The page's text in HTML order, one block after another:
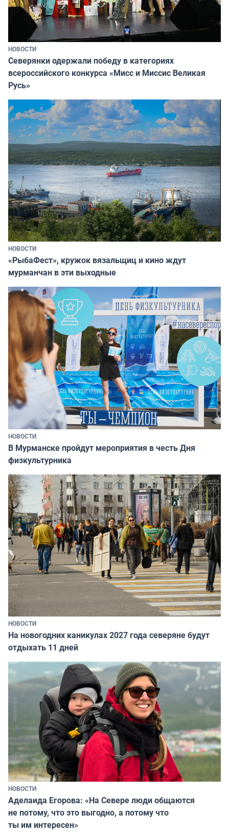
НОВОСТИ
Северянки одержали победу в категориях
всероссийского конкурса «Мисс и Миссис Великая
Русь»
НОВОСТИ
«РыбаФест», кружок вязальщиц и кино ждут
мурманчан в эти выходные
НОВОСТИ
В Мурманске пройдут мероприятия в честь Дня
физкультурника
НОВОСТИ
На новогодних каникулах 2027 года северяне будут
отдыхать 11 дней
НОВОСТИ
Аделаида Егорова: «На Севере люди общаются
не потому, что это выгодно, а потому что
ты им интересен»